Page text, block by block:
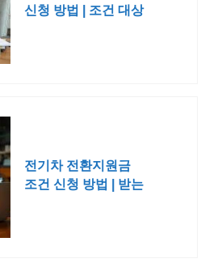
신청 방법 | 조건 대상
전기차 전환지원금
조건 신청 방법 | 받는